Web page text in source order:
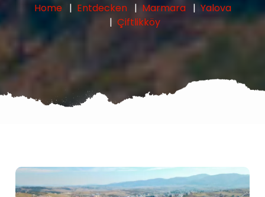
Home Entdecken Marmara
Yalova
Çiftlikköy